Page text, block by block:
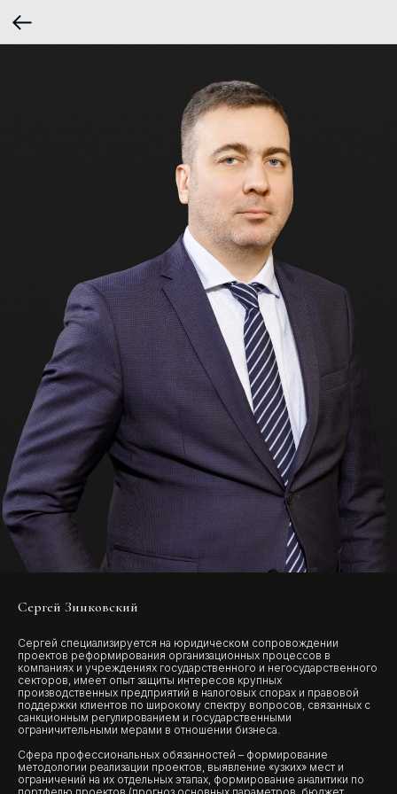
Сергей Зинковский
Сергей специализируется на юридическом сопровождении
проектов реформирования организационных процессов в
компаниях и учреждениях государственного и негосударственного
секторов, имеет опыт защиты интересов крупных
производственных предприятий в налоговых спорах и правовой
поддержки клиентов по широкому спектру вопросов, связанных с
санкционным регулированием и государственными
ограничительными мерами в отношении бизнеса.
Сфера профессиональных обязанностей – формирование
методологии реализации проектов, выявление «узких» мест и
ограничений на их отдельных этапах, формирование аналитики по